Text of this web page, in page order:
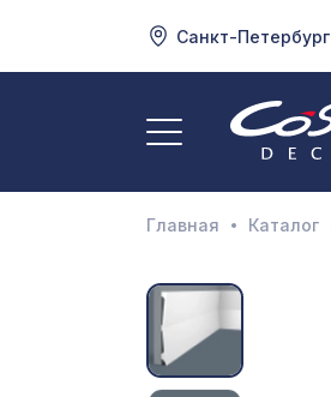
Санкт-Петербург
Главная Каталог